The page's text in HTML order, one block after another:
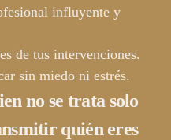
influyente y
de tus intervenciones.
sin miedo ni estrés.
no se trata solo
quién eres